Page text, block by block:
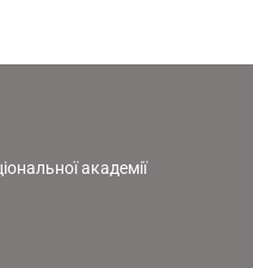
академії